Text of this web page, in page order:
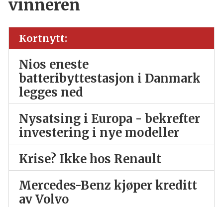
vinneren
Kortnytt:
Nios eneste
batteribyttestasjon i Danmark
legges ned
Nysatsing i Europa - bekrefter
investering i nye modeller
Krise? Ikke hos Renault
Mercedes-Benz kjøper kreditt
av Volvo